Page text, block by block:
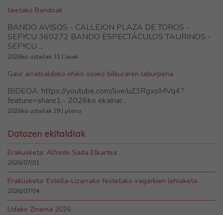
Jaietako Bandoak
BANDO AVISOS - CALLEJON PLAZA DE TOROS -
SEFYCU 360272 BANDO ESPECTÁCULOS TAURINOS -
SEFYCU ...
2026ko uztailak 31 | Jaiak
Gaur arratsaldeko ohiko osoko bilkuraren laburpena
BIDEOA: https://youtube.com/live/uZ3RgxoMVq4?
feature=share1.- 2026ko ekainar...
2026ko uztailak 29 | pleno
Datozen ekitaldiak
Erakusketa: Alfredo Sada Elkartea
2026/07/01
Erakusketa: Estella-Lizarrako festetako iragarkien lehiaketa
2026/07/04
Udako Zinema 2026